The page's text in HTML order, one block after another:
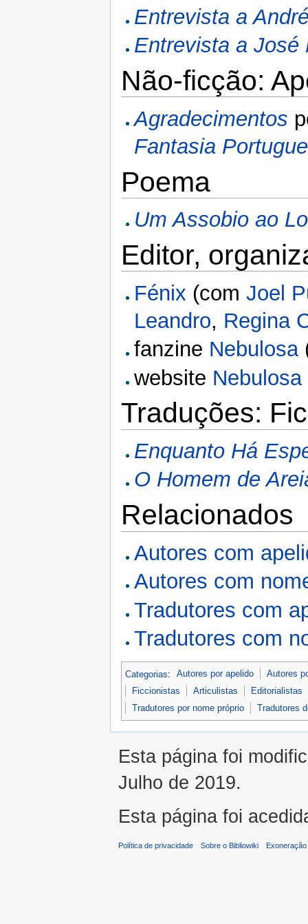
Entrevista a
Entrevista a José
Não-ficção:
Agradecimentos
Fantasia
Poema
Um Assobio ao
Editor,
Fénix (comJoel
Leandro, Regina
fanzine Nebulosa
website Nebulosa
Traduções:
Enquanto Há
O Homem de
Relacionados
Autores com
Autores com
Tradutores com
Tradutores com
Categorias: Autores por apelido
Autores
Ficcionistas
Articulistas
Editorialistas
Tradutores por nome próprio
Tradutores
Esta página foi
Julho de 2019.
Esta página foi
Política de privacidade Sobre o Bibliowiki